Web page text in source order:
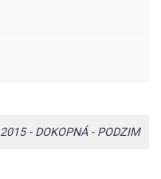
2015- DOKOPNÁ - PODZIM